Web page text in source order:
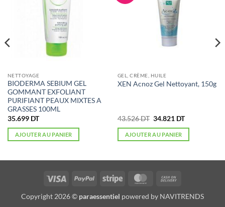
NETTOYAGE
BIODERMA SEBIUM GEL
GOMMANT EXFOLIANT
PURIFIANT PEAUX MIXTES A
GRASSES 100ML
35.699 DT
AJOUTER AU PANIER
GEL, CRÈME, HUILE
XEN Acnoz Gel Nettoyant, 150g
43.526DT Le
initial
était :
34.821 DTLe
actuel
AJOUTER AU PANIER
Visa PayPal Stripe MasterCard
Delivery
Copyright 2026 © paraessentiel powered by NAVITRENDS